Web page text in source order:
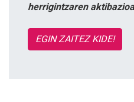
herrigintzaren
EGIN ZAITEZ KIDE!